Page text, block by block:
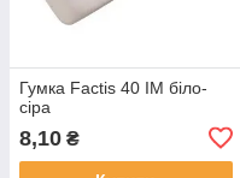
Гумка Factis 40 IM біло-
сіра
8,10 ₴